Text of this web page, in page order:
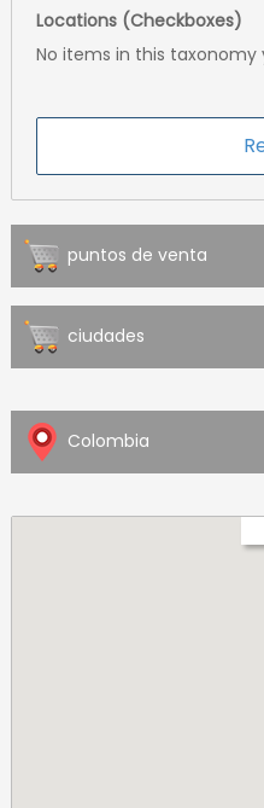
Locations (Checkboxes)
No items in this taxonomy
puntos de venta
ciudades
Colombia